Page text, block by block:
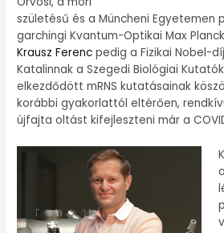
születésű és a Müncheni Egyetemen
garchingi Kvantum-Optikai Max
Krausz Ferenc pedig a Fizikai Nobel-
Katalinnak a Szegedi Biológiai
elkezdődött mRNS kutatásainak
korábbi gyakorlattól eltérően,
újfajta oltást kifejleszteni már a